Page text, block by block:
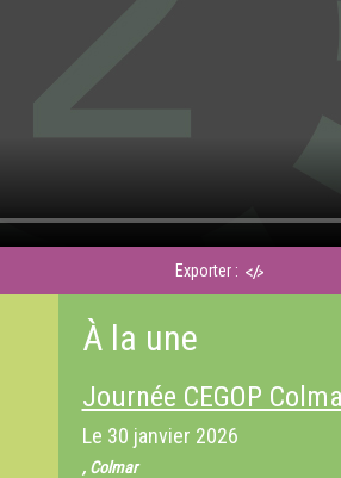
Exporter :
À la une
Journée CEGOP
Le 30 janvier 2026
, Colmar